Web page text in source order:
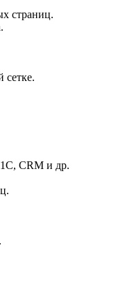
страниц.
сетке.
CRM и др.